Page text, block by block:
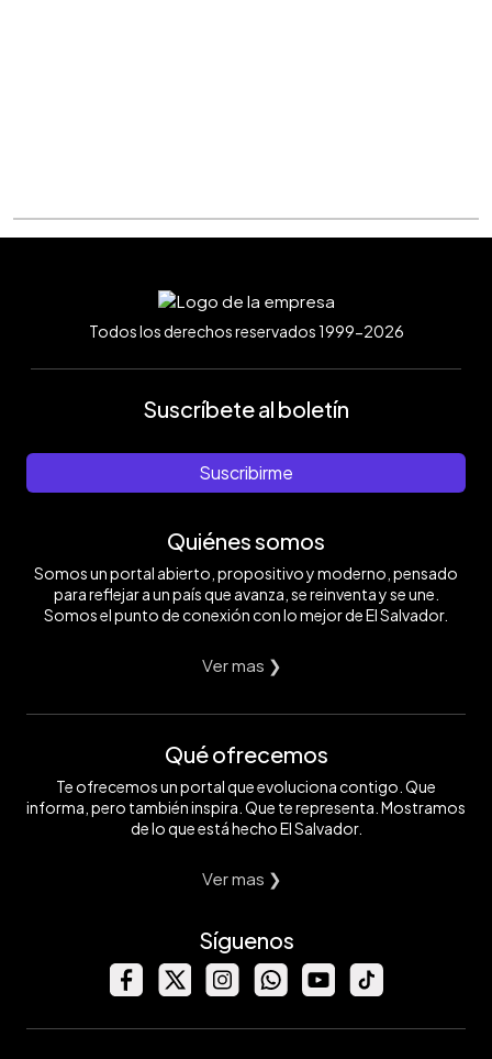
Todos los derechos reservados 1999-2026
Suscríbete al boletín
Suscribirme
Quiénes somos
Somos un portal abierto, propositivo y moderno, pensado
para reflejar a un país que avanza, se reinventa y se une.
Somos el punto de conexión con lo mejor de El Salvador.
Ver mas ❯
Qué ofrecemos
Te ofrecemos un portal que evoluciona contigo. Que
informa, pero también inspira. Que te representa. Mostramos
de lo que está hecho El Salvador.
Ver mas ❯
Síguenos